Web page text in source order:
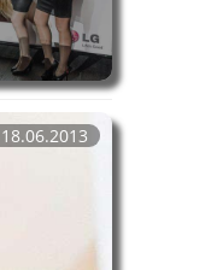
18.06.2013